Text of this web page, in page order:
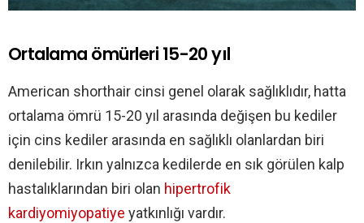
Ortalama ömürleri 15-20 yıl
American shorthair cinsi genel olarak sağlıklıdır, hatta
ortalama ömrü 15-20 yıl arasında değişen bu kediler
için cins kediler arasında en sağlıklı olanlardan biri
denilebilir. Irkın yalnızca kedilerde en sık görülen kalp
hastalıklarından biri olan hipertrofik
kardiyomiyopatiye yatkınlığı vardır.